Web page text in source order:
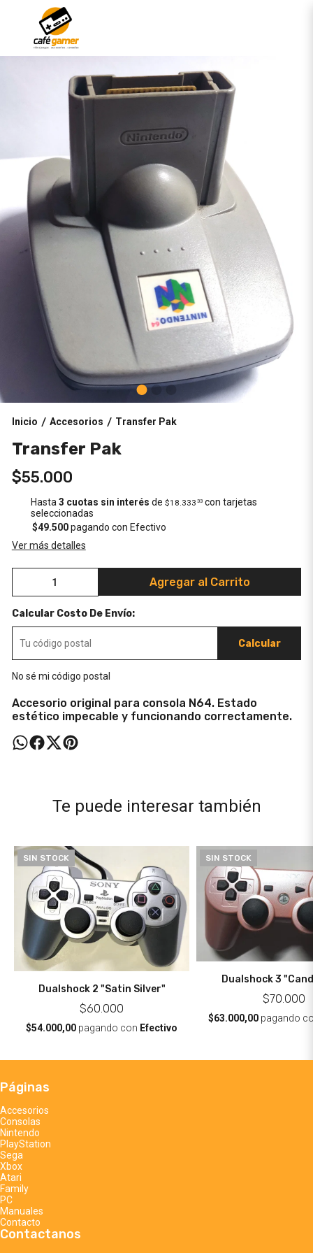
Inicio / Accesorios / Transfer Pak
Transfer Pak
$55.000
Hasta3 cuotas sin interés de$18.333 33 con tarjetas
seleccionadas
$49.500pagando con Efectivo
Ver más detalles
Agregar al Carrito
Calcular Costo De Envío:
Calcular
No sé mi código postal
Accesorio original para consola N64. Estado
estético impecable y funcionando correctamente.
Te puede interesar también
SIN STOCK
Dualshock 2 "Satin Silver"
$60.000
$54.000,00 pagando con Efectivo
SIN STOCK
Dualshock 3
$70.000
$63.000,00 pagando
Páginas
Accesorios
Consolas
Nintendo
PlayStation
Sega
Xbox
Atari
Family
PC
Manuales
Contacto
Contactanos